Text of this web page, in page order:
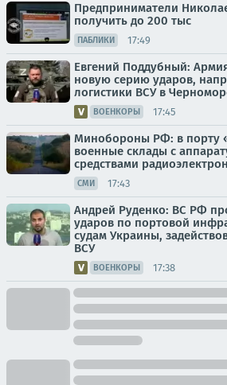
Предприниматели
получить до 200 тыс
ПАБЛИКИ 17:49
Евгений Поддубный:
новую серию ударов,
логистики ВСУ в
ВОЕНКОРЫ 17:45
Минобороны РФ: в порту
военные склады с
средствами
СМИ 17:43
Андрей Руденко: ВС РФ
ударов по портовой
судам Украины,
ВСУ
ВОЕНКОРЫ 17:38